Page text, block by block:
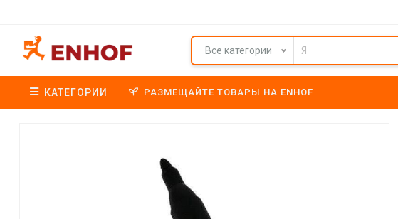
Все категории
КАТЕГОРИИ РАЗМЕЩАЙТЕ ТОВАРЫ НА ENHOF